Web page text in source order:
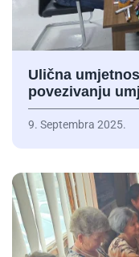
Ulična
povezivanju
9. Septembra 2025.